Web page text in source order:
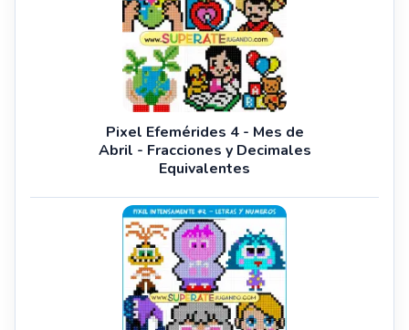
Pixel Efemérides 4 - Mes de
Abril - Fracciones y Decimales
Equivalentes